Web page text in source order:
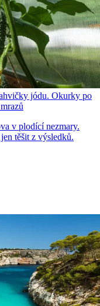
jódu. Okurky po
v plodící nezmary.
těšit z výsledků.